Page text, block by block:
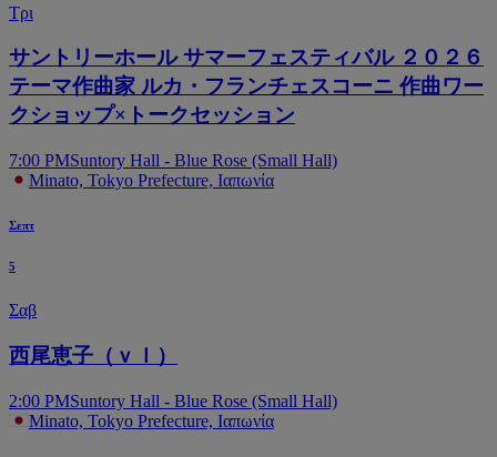
Τρι
サントリーホール サマーフェスティバル ２０２６
テーマ作曲家 ルカ・フランチェスコーニ 作曲ワー
クショップ×トークセッション
7:00 PMSuntory Hall - Blue Rose (Small Hall)
Minato, Tokyo Prefecture, Ιαπωνία
Σεπτ
5
Σαβ
西尾恵子（ｖｌ）
2:00 PMSuntory Hall - Blue Rose (Small Hall)
Minato, Tokyo Prefecture, Ιαπωνία